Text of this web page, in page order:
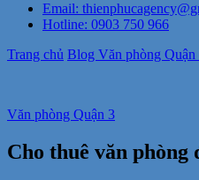
Email:
Hotline: 0903 750 966
Trang chủ Blog Văn phòng Quận
Văn phòng Quận 3
Cho thuê văn